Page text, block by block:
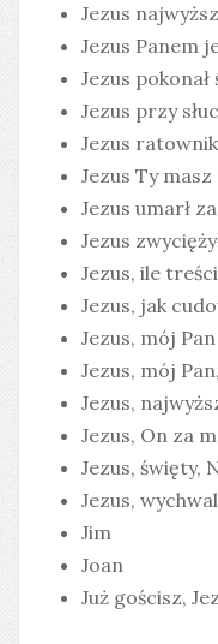
Jezus
Jezus Panem
Jezus pokonał
Jezus przy
Jezus ratownik
Jezus Ty
Jezus umarł
Jezus
Jezus, ile
Jezus, jak
Jezus, mój Pan
Jezus, mój
Jezus,
Jezus, On za
Jezus, święty,
Jezus,
Jim
Joan
Już gościsz,